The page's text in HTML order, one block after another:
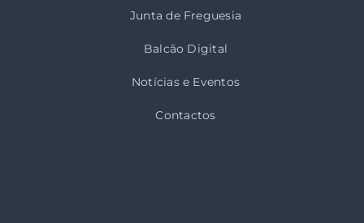
Junta de Freguesia
Balcão Digital
Notícias e Eventos
Contactos